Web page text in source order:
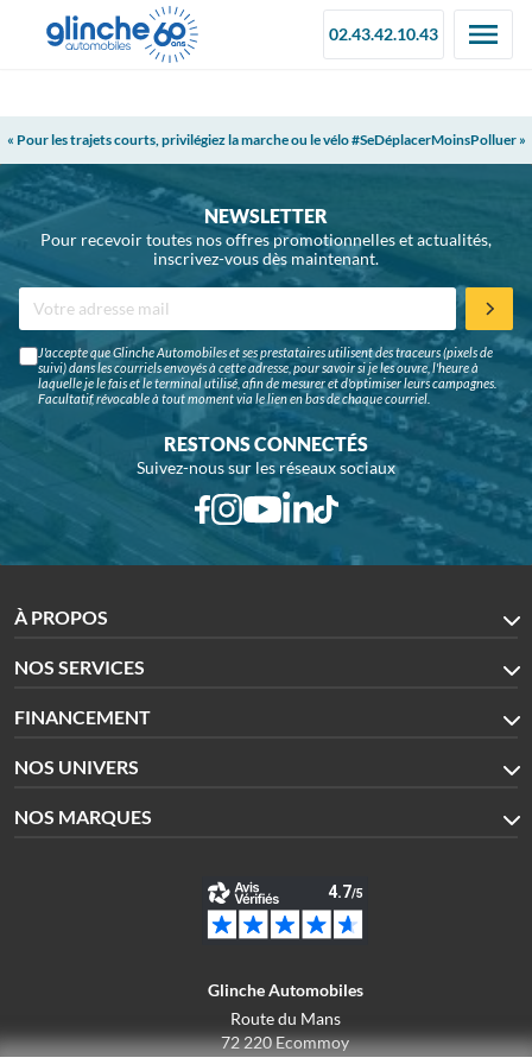
02.43.42.10.43
« Pour les trajets courts, privilégiez la marche ou le vélo #SeDéplacerMoinsPolluer »
NEWSLETTER
Pour recevoir toutes nos offres promotionnelles et actualités,
inscrivez-vous dès maintenant.
J'accepte que Glinche Automobiles et ses prestataires utilisent des traceurs (pixels de
suivi) dans les courriels envoyés à cette adresse, pour savoir si je les ouvre, l'heure à
laquelle je le fais et le terminal utilisé, afin de mesurer et d'optimiser leurs campagnes.
Facultatif, révocable à tout moment via le lien en bas de chaque courriel.
RESTONS CONNECTÉS
Suivez-nous sur les réseaux sociaux
À PROPOS
NOS SERVICES
FINANCEMENT
NOS UNIVERS
NOS MARQUES
Glinche Automobiles
Route du Mans
72 220 Ecommoy